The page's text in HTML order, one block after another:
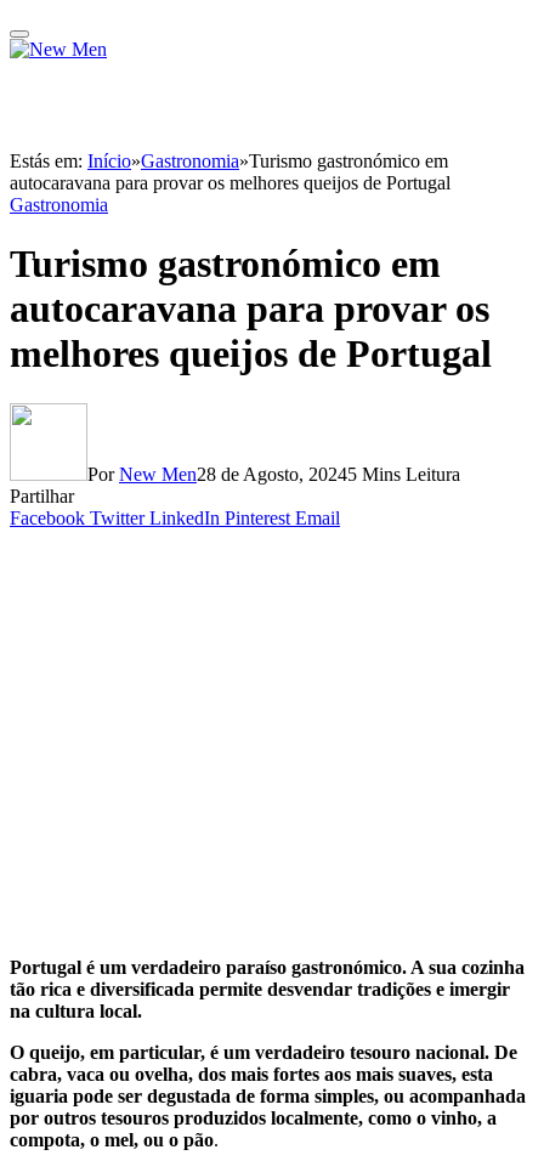
Estás em: Início»Gastronomia»Turismo gastronómico em
autocaravana para provar os melhores queijos de Portugal
Gastronomia
Turismo gastronómico em
autocaravana para provar os
melhores queijos de Portugal
Por New Men28 de Agosto, 20245 Mins Leitura
Partilhar
Facebook Twitter LinkedIn Pinterest Email
Portugal é um verdadeiro paraíso gastronómico. A sua cozinha
tão rica e diversificada permite desvendar tradições e imergir
na cultura local.
O queijo, em particular, é um verdadeiro tesouro nacional. De
cabra, vaca ou ovelha, dos mais fortes aos mais suaves, esta
iguaria pode ser degustada de forma simples, ou acompanhada
por outros tesouros produzidos localmente, como o vinho, a
compota, o mel, ou o pão.